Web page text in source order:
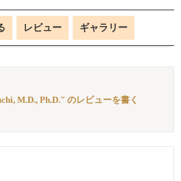
レビュー ギャラリー
M.D., Ph.D." のレビューを書く